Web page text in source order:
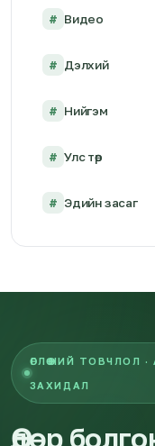
# Видео
# Дэлхий
# Нийгэм
# Улс төр
# Эдийн засаг
ӨГЛӨӨНИЙ
ЗАХИДАЛ
Өдөр